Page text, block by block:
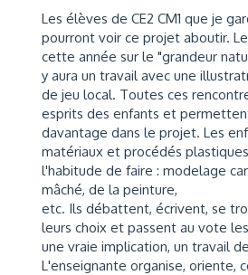
Les élèves de CE2 CM1 que je
pourront voir ce projet aboutir.
cette année sur le "grandeur
y aura un travail avec une
de jeu local. Toutes ces
esprits des enfants et
davantage dans le projet. Les
matériaux et procédés
l'habitude de faire : modelage
mâché, de la peinture,
etc. Ils débattent, écrivent, se
leurs choix et passent au vote
une vraie implication, un travail
L'enseignante organise, oriente,